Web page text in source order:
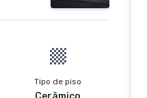
Tipo de piso